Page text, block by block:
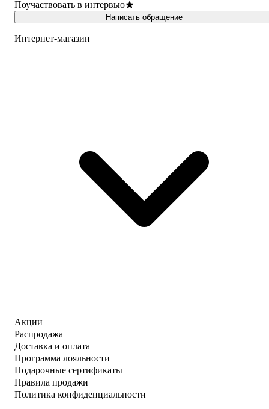
Поучаствовать в интервью
Написать обращение
Интернет-магазин
Акции
Распродажа
Доставка и оплата
Программа лояльности
Подарочные сертификаты
Правила продажи
Политика конфиденциальности